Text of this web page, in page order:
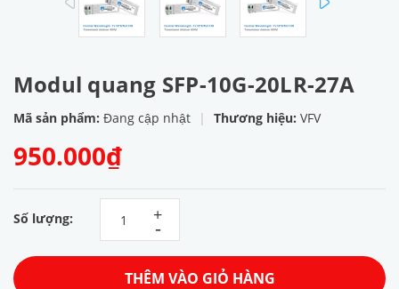
Modul quang SFP-10G-20LR-27A
Mã sản phẩm: Đang cập nhật | Thương hiệu: VFV
950.000₫
Số lượng: -
+
THÊM VÀO GIỎ HÀNG